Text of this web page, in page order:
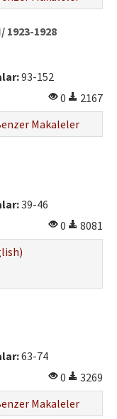
1928
93-152
0
2167
Makaleler
39-46
0
8081
63-74
0
3269
Makaleler